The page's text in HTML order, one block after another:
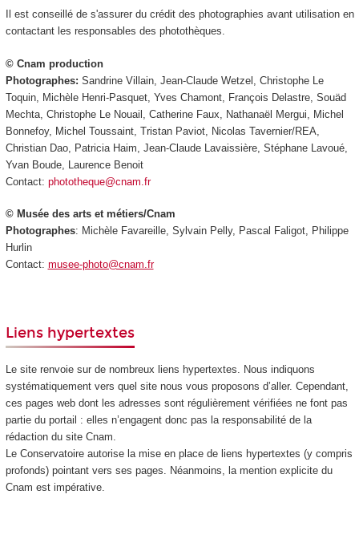
Il est conseillé de s'assurer du crédit des photographies avant utilisation en
contactant les responsables des photothèques.
© Cnam production
Photographes: Sandrine Villain, Jean-Claude Wetzel, Christophe Le
Toquin, Michèle Henri-Pasquet, Yves Chamont, François Delastre, Souäd
Mechta, Christophe Le Nouail, Catherine Faux, Nathanaël Mergui, Michel
Bonnefoy, Michel Toussaint, Tristan Paviot, Nicolas Tavernier/REA,
Christian Dao, Patricia Haim, Jean-Claude Lavaissière, Stéphane Lavoué,
Yvan Boude, Laurence Benoit
Contact: phototheque@cnam.fr
© Musée des arts et métiers/Cnam
Photographes: Michèle Favareille, Sylvain Pelly, Pascal Faligot, Philippe
Hurlin
Contact: musee-photo@cnam.fr
Liens hypertextes
Le site renvoie sur de nombreux liens hypertextes. Nous indiquons
systématiquement vers quel site nous vous proposons d’aller. Cependant,
ces pages web dont les adresses sont régulièrement vérifiées ne font pas
partie du portail : elles n’engagent donc pas la responsabilité de la
rédaction du site Cnam.
Le Conservatoire autorise la mise en place de liens hypertextes (y compris
profonds) pointant vers ses pages. Néanmoins, la mention explicite du
Cnam est impérative.